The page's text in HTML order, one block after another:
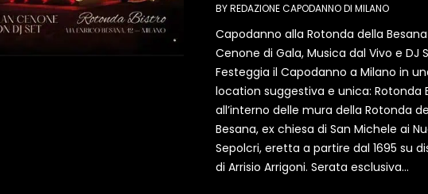
BYREDAZIONE CAPODANNO DI MILANO
Capodanno alla Rotonda della Besana
Cenone di Gala, Musica dal Vivo e DJ
Festeggia il Capodanno a Milano in
location suggestiva e unica: Rotonda
all’interno delle mura della Rotonda
Besana, ex chiesa di San Michele ai
Sepolcri, eretta a partire dal 1695 su
di Arrisio Arrigoni. Serata esclusiva...